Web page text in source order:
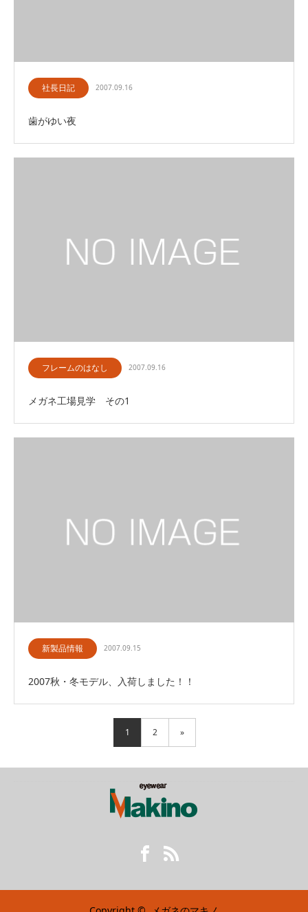
社長日記 2007.09.16
歯がゆい夜
フレームのはなし 2007.09.16
メガネ工場見学 その1
新製品情報 2007.09.15
2007秋・冬モデル、入荷しました！！
1 2 »